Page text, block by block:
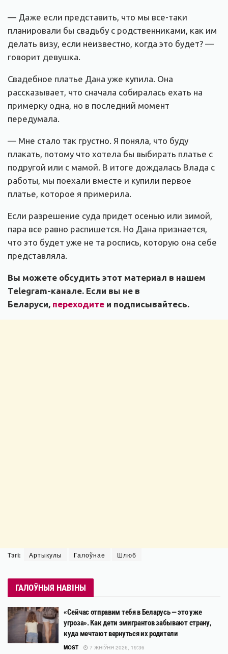
— Даже если представить, что мы все-таки
планировали бы свадьбу с родственниками, как им
делать визу, если неизвестно, когда это будет? —
говорит девушка.
Свадебное платье Дана уже купила. Она
рассказывает, что сначала собиралась ехать на
примерку одна, но в последний момент
передумала.
— Мне стало так грустно. Я поняла, что буду
плакать, потому что хотела бы выбирать платье с
подругой или с мамой. В итоге дождалась Влада с
работы, мы поехали вместе и купили первое
платье, которое я примерила.
Если разрешение суда придет осенью или зимой,
пара все равно распишется. Но Дана признается,
что это будет уже не та роспись, которую она себе
представляла.
Вы можете обсудить этот материал в нашем
Telegram-канале. Если вы не в
Беларуси, переходите и подписывайтесь.
Тэгі: Артыкулы Галоўнае Шлюб
ГАЛОЎНЫЯ НАВІНЫ
«Сейчас отправим тебя в Беларусь — это уже
угроза». Как дети эмигрантов забывают страну,
куда мечтают вернуться их родители
MOST 7 ЖНІЎНЯ 2026, 19:36